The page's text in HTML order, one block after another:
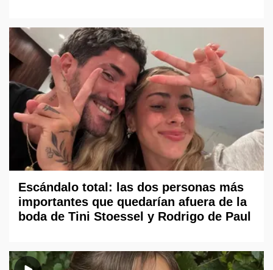
Escándalo total: las dos personas más
importantes que quedarían afuera de la
boda de Tini Stoessel y Rodrigo de Paul